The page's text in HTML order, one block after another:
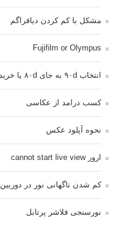
مشکل با کم کردن دیافراگم
Fujifilm or Olympus
انتخاب ۹۰d به جای ۸۰d یا خرید لنز؟
کسب درامد از عکاسی
نحوه آپلود عکس
ارور cannot start live view
کم شدن ناگهانی نور در دوربین
نورسنجی فلاشر پرتابل